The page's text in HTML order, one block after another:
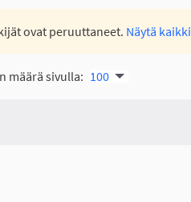
ovat peruuttaneet. Näytä
määrä sivulla: 100